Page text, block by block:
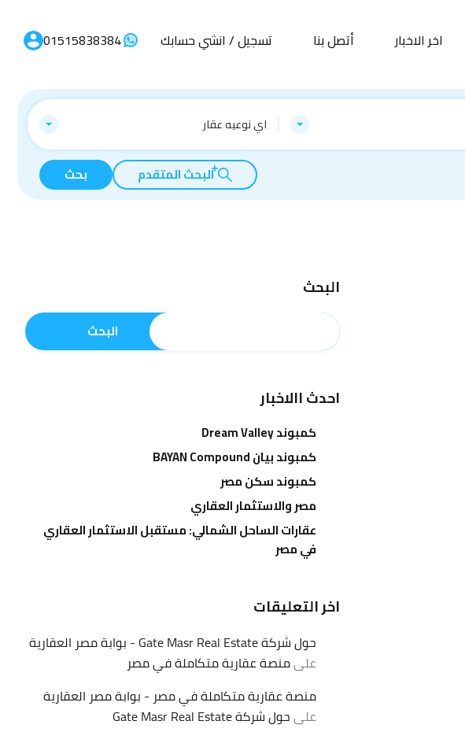
اخر الاخبار أتصل بنا تسجيل / انشي حسابك 01515838384
اي نوعيه عقار
البحث المتقدم بحث
البحث
البحث
احدث االاخبار
كمبوند Dream Valley
كمبوند بيان BAYAN Compound
كمبوند سكن مصر
مصر والاستثمار العقاري
عقارات الساحل الشمالي: مستقبل الاستثمار العقاري
في مصر
اخر التعليقات
حول شركة Gate Masr Real Estate - بوابة مصر العقارية
علىمنصة عقارية متكاملة في مصر
منصة عقارية متكاملة في مصر - بوابة مصر العقارية
علىحول شركة Gate Masr Real Estate